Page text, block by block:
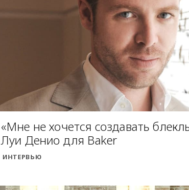
«Мне не хочется создавать
Луи Денио для Baker
ИНТЕРВЬЮ